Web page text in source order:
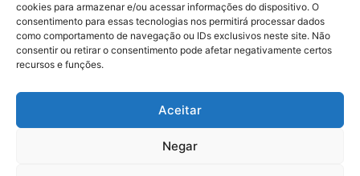
cookies para armazenar e/ou acessar informações do dispositivo. O
consentimento para essas tecnologias nos permitirá processar dados
como comportamento de navegação ou IDs exclusivos neste site. Não
consentir ou retirar o consentimento pode afetar negativamente certos
recursos e funções.
Aceitar
Negar
No posts to display